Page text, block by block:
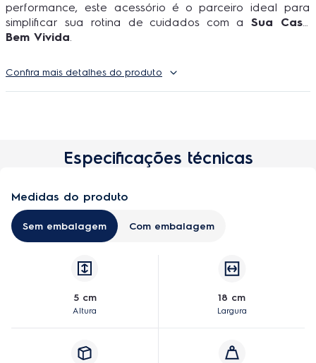
performance, este acessório é o parceiro ideal para
simplificar sua rotina de cuidados com a Sua Casa
Bem Vivida.
Confira mais detalhes do produto
Especificações técnicas
Medidas do produto
Sem embalagem Com embalagem
5 cm
Altura
18 cm
Largura